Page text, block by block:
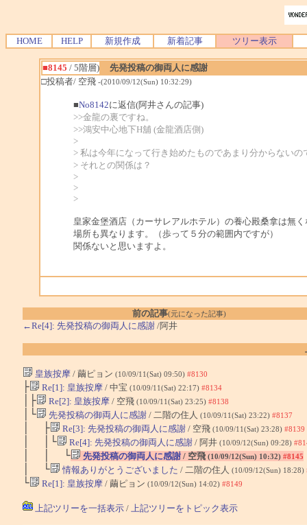
HOME HELP 新規作成 新着記事 ツリー表示
■8145 / 5階層)
先発投稿の御両人に感謝
□投稿者/ 空飛 -(2010/09/12(Sun) 10:32:29)
■No8142に返信(阿井さんの記事)
>>金龍の裏ですね。
>>鴻安中心地下H舖 (金龍酒店側)
>
> 私は今年になって行き始めたものであまり分からない
> それとの関係は？
>
>
>
皇家金堡酒店（カーサレアルホテル）の養心殿桑拿は無
場所も異なります。（歩って５分の範囲内ですが）
関係ないと思いますよ。
前の記事(元になった記事)
←Re[4]: 先発投稿の御両人に感謝/阿井
皇族按摩/ 繭ピョン (10/09/11(Sat) 09:50) #8130
├ Re[1]: 皇族按摩/ 中宝 (10/09/11(Sat) 22:17) #8134
│├ Re[2]: 皇族按摩/ 空飛 (10/09/11(Sat) 23:25) #8138
│└ 先発投稿の御両人に感謝/ 二階の住人 (10/09/11(Sat) 23:22) #8137
│ ├ Re[3]: 先発投稿の御両人に感謝/ 空飛 (10/09/11(Sat) 23:28) #8139
│ │└ Re[4]: 先発投稿の御両人に感謝/ 阿井 (10/09/12(Sun) 09:28)
│ │ └ 先発投稿の御両人に感謝/ 空飛 (10/09/12(Sun) 10:32) #8145
│ └ 情報ありがとうございました / 二階の住人 (10/09/12(Sun) 18:28)
└ Re[1]: 皇族按摩/ 繭ピョン (10/09/12(Sun) 14:02) #8149
上記ツリーを一括表示/ 上記ツリーをトピック表示